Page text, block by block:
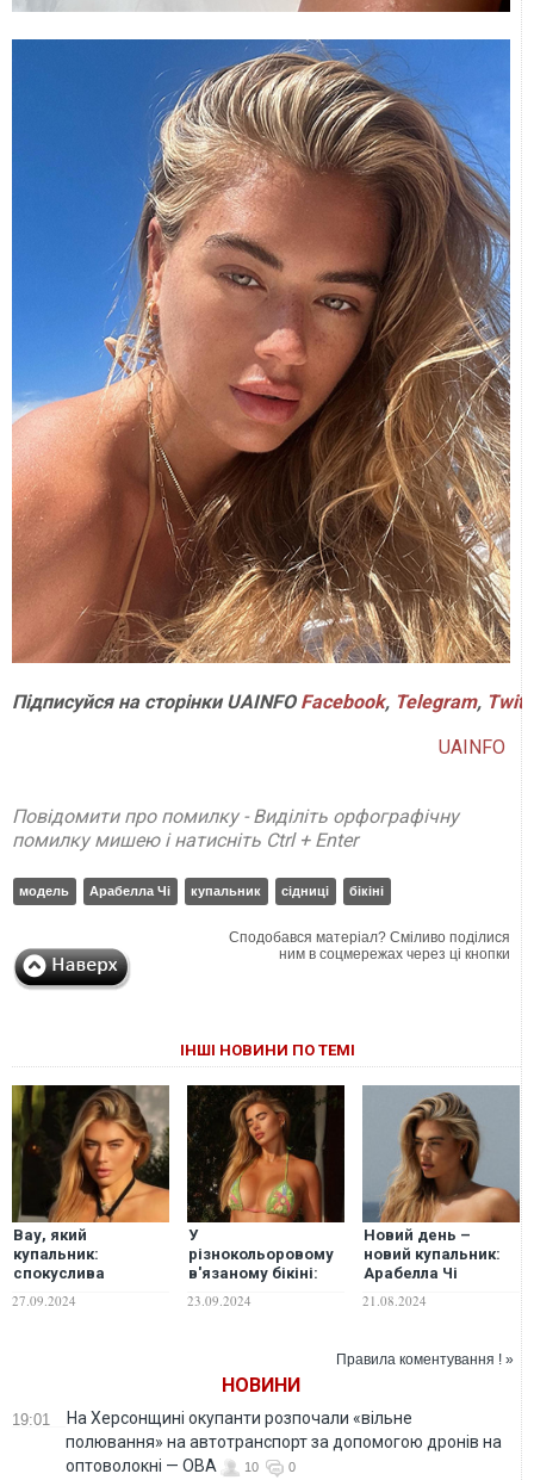
Підписуйся на сторінки UAINFO Facebook, Telegram,
UAINFO
Повідомити про помилку - Виділіть орфографічну
помилку мишею і натисніть Ctrl + Enter
модель Арабелла Чі купальник сідниці бікіні
Сподобався матеріал? Сміливо поділися
ним в соцмережах через ці кнопки
ІНШІ НОВИНИ ПО ТЕМІ
Вау, який
купальник:
спокуслива
хизується
27.09.2024
У
різнокольоровому
в'язаному бікіні:
похизувалася
23.09.2024
Новий день –
новий купальник:
Арабелла Чі
сексуальним
21.08.2024
Правила коментування ! »
НОВИНИ
19:01
На Херсонщині окупанти розпочали «вільне
полювання» на автотранспорт за допомогою дронів на
оптоволокні — ОВА
10 0